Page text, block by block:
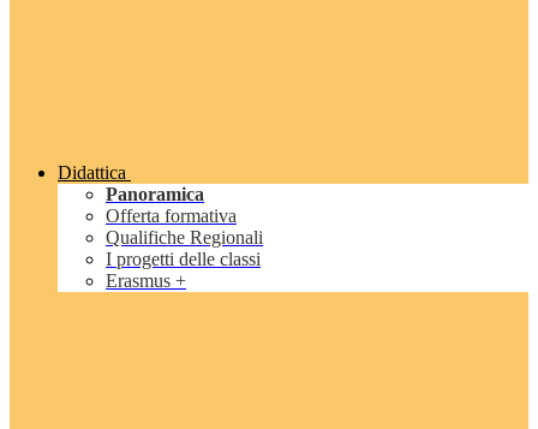
Didattica
Panoramica
Offerta formativa
Qualifiche Regionali
I progetti delle classi
Erasmus +